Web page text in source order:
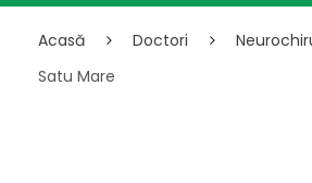
Acasă Doctori
Satu Mare